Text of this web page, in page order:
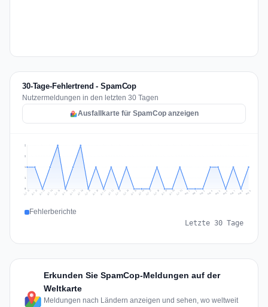
30-Tage-Fehlertrend - SpamCop
Nutzermeldungen in den letzten 30 Tagen
Ausfallkarte für SpamCop anzeigen
1
1
2
2
Jul 11 Jul 12 Jul 13 Jul 14 Jul 15 Jul 16 Jul 17 Jul 18 Jul 19 Jul 20 Jul 21 Jul 22 Jul 23 Jul 24 Jul 25 Jul 26 Jul 27 Jul 28 Jul 29 Jul 30 Jul 31 Aug 1 Aug 2 Aug 3 Aug 4 Aug 5 Aug 6 Aug 7 Aug 8 Aug 9
Fehlerberichte
Letzte 30 Tage
Erkunden Sie SpamCop-Meldungen auf der
Weltkarte
Meldungen nach Ländern anzeigen und sehen, wo weltweit